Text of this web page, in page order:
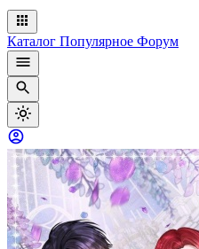
Каталог Популярное Форум